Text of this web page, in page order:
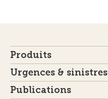
Produits
Urgences & sinistres
Publications